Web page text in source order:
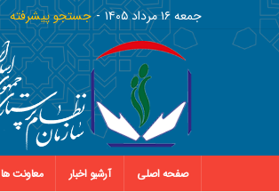
جمعه ١٦ مرداد ١٤٠٥ جستجو پیشرفته
صفحه اصلی آرشیو اخبار معاونت ها